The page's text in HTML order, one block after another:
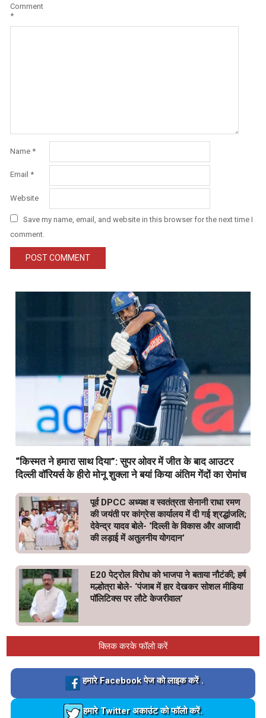
Comment
*
Name *
Email *
Website
Save my name, email, and website in this browser for the next time I
comment.
“किस्मत ने हमारा साथ दिया”: सुपर ओवर में जीत के बाद आउटर
दिल्ली वॉरियर्स के हीरो मोनू शुक्ला ने बयां किया अंतिम गेंदों का रोमांच
पूर्व DPCC अध्यक्ष व स्वतंत्रता सेनानी राधा रमण
की जयंती पर कांग्रेस कार्यालय में दी गई श्रद्धांजलि;
देवेन्द्र यादव बोले- ‘दिल्ली के विकास और आजादी
की लड़ाई में अतुलनीय योगदान’
E20 पेट्रोल विरोध को भाजपा ने बताया नौटंकी; हर्ष
मल्होत्रा बोले- ‘पंजाब में हार देखकर सोशल मीडिया
पॉलिटिक्स पर लौटे केजरीवाल’
क्लिक करके फॉलो करें
Loading…
हमारे Facebook पेज को लाइक करें .
Loading…
हमारे Twitter अकाउंट को फॉलो करें.